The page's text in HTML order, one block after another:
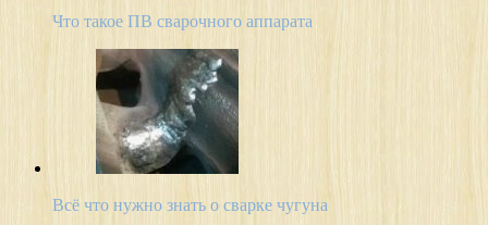
Что такое ПВ сварочного аппарата
Всё что нужно знать о сварке чугуна